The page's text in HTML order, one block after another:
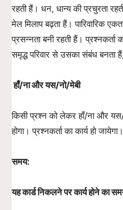
रहती हैं। धन, धान्य की प्रचुरता
मेल मिलाप बढ़ता हैं। पारिवारिक
प्रसन्नता बनी रहती हैं। प्रश्नकर्ता
समृद्ध परिवार से उसका संबंध बनता
हाँ/ना और यस/नो/मेबी
किसी प्रश्न को लेकर हाँ/ना और यस/
होगा। प्रश्नकर्ता का कार्य हो जायेगा।
समय:
यह कार्ड निकलने पर कार्य होने का